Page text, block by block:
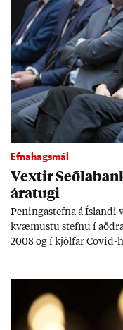
Efnahagsmál
Vext­ir
ára­tugi
Pen­inga­stefna á
kvæm­ustu stefnu í
2008 og í kjöl­far